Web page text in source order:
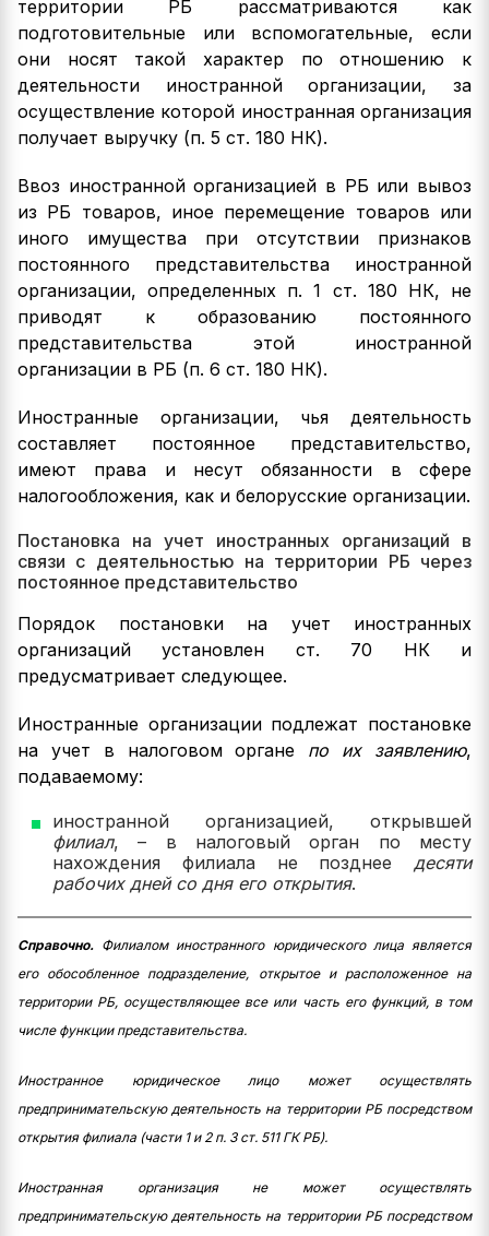
территории РБ рассматриваются как
подготовительные или вспомогательные, если
они носят такой характер по отношению к
деятельности иностранной организации, за
осуществление которой иностранная организация
получает выручку (п. 5 ст. 180 НК).
Ввоз иностранной организацией в РБ или вывоз
из РБ товаров, иное перемещение товаров или
иного имущества при отсутствии признаков
постоянного представительства иностранной
организации, определенных п. 1 ст. 180 НК, не
приводят к образованию постоянного
представительства этой иностранной
организации в РБ (п. 6 ст. 180 НК).
Иностранные организации, чья деятельность
составляет постоянное представительство,
имеют права и несут обязанности в сфере
налогообложения, как и белорусские организации.
Постановка на учет иностранных организаций в
связи с деятельностью на территории РБ через
постоянное представительство
Порядок постановки на учет иностранных
организаций установлен ст. 70 НК и
предусматривает следующее.
Иностранные организации подлежат постановке
на учет в налоговом органе по их заявлению,
подаваемому:
иностранной организацией, открывшей
филиал, – в налоговый орган по месту
нахождения филиала не позднее десяти
рабочих дней со дня его открытия.
Справочно. Филиалом иностранного юридического лица является
его обособленное подразделение, открытое и расположенное на
территории РБ, осуществляющее все или часть его функций, в том
числе функции представительства.
Иностранное юридическое лицо может осуществлять
предпринимательскую деятельность на территории РБ посредством
открытия филиала (части 1 и 2 п. 3 ст. 511 ГК РБ).
Иностранная организация не может осуществлять
предпринимательскую деятельность на территории РБ посредством